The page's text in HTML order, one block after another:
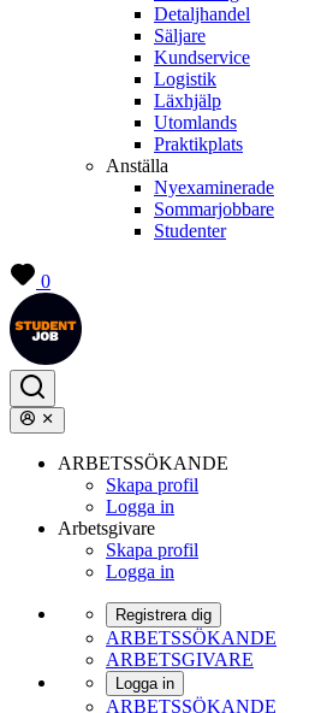
Detaljhandel
Säljare
Kundservice
Logistik
Läxhjälp
Utomlands
Praktikplats
Anställa
Nyexaminerade
Sommarjobbare
Studenter
0
ARBETSSÖKANDE
Skapa profil
Logga in
Arbetsgivare
Skapa profil
Logga in
Registrera dig
ARBETSSÖKANDE
ARBETSGIVARE
Logga in
ARBETSSÖKANDE